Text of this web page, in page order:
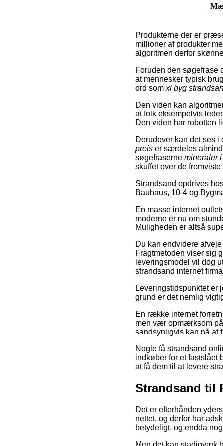
Produkterne der er
millioner af produkter
algoritmen derfor
Foruden den søgefrase
at mennesker typisk
ord som xl byg
Den viden kan
at folk eksempelvis
Den viden har robotten
Derudover kan det ses
preis er særdeles
søgefraserne mineraler
skuffet over de
Strandsand opdrives
Bauhaus, 10-4 og
En masse internet
moderne er nu om
Muligheden er altså
Du kan endvidere
Fragtmetoden viser sig
leveringsmodel vil dog
strandsand internet
Leveringstidspunktet er
grund er det nemlig
En række internet
men vær opmærksom på
sandsynligvis kan nå at
Nogle få strandsand
indkøber for et fastslået
at få dem til at levere
Strandsand til
Det er efterhånden
nettet, og derfor har
betydeligt, og endda
Men det kan stadigvæk